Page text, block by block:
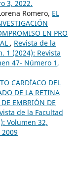
3, 2022.
Romero, EL
EN PRO
, Revista de la
1 (2024): Revista
47- Número 1,
CARDÍACO DEL
DE LA RETINA
EMBRIÓN DE
de la Facultad
Volumen 32,